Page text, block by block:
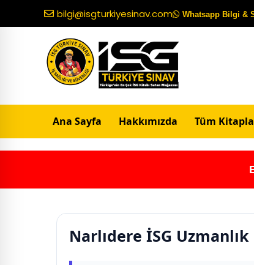
bilgi@isgturkiyesinav.com Whatsapp Bilgi &
Ana Sayfa Hakkımızda Tüm
Narlıdere İSG